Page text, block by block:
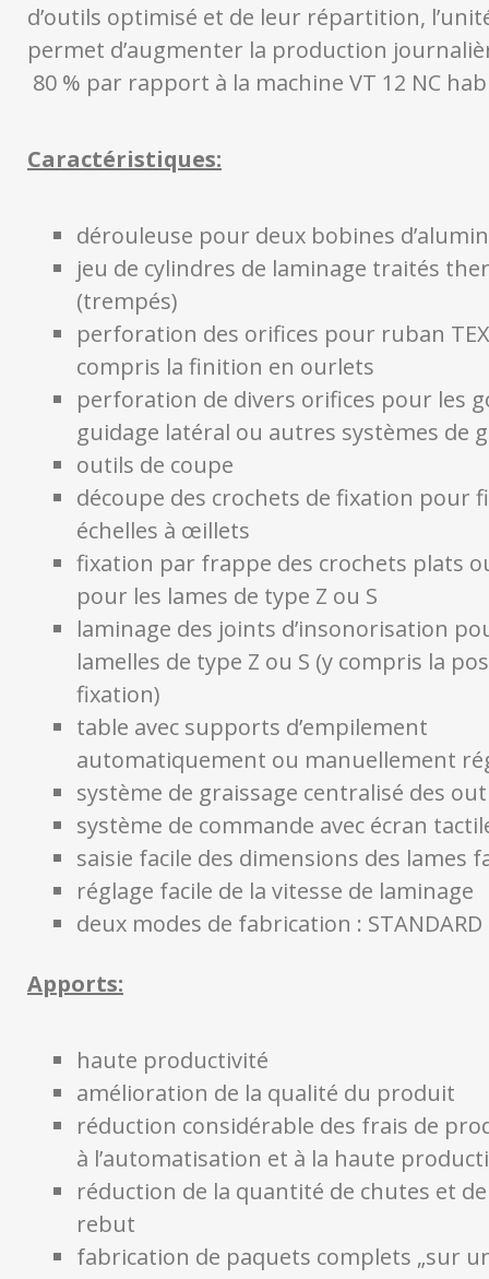
d’outils optimisé et de leur répartition,
permet d’augmenter la production
80 % par rapport à la machine VT 12 NC
Caractéristiques:
dérouleuse pour deux bobines
jeu de cylindres de laminage traités
(trempés)
perforation des orifices pour ruban
compris la finition en ourlets
perforation de divers orifices pour les
guidage latéral ou autres systèmes de
outils de coupe
découpe des crochets de fixation pour
échelles à œillets
fixation par frappe des crochets plats
pour les lames de type Z ou S
laminage des joints d’insonorisation
lamelles de type Z ou S (y compris la
fixation)
table avec supports d’empilement
automatiquement ou manuellement
système de graissage centralisé des
système de commande avec écran
saisie facile des dimensions des lames
réglage facile de la vitesse de laminage
deux modes de fabrication : STANDARD
Apports:
haute productivité
amélioration de la qualité du produit
réduction considérable des frais de
à l’automatisation et à la haute
réduction de la quantité de chutes et
rebut
fabrication de paquets complets „sur